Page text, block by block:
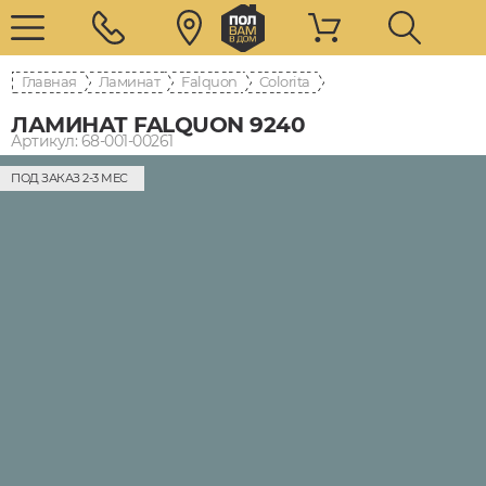
Главная Ламинат Falquon Colorita
ЛАМИНАТ FALQUON 9240
Артикул: 68-001-00261
ПОД ЗАКАЗ 2-3 МЕС